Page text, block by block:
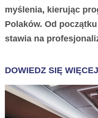
myślenia, kierując
Polaków. Od
stawia na
DOWIEDZ SIĘ WIĘCEJ